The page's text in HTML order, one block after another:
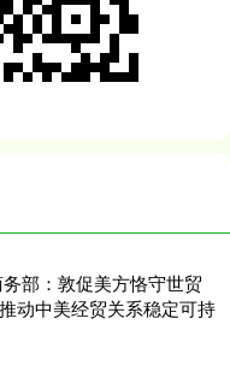
部：敦促美方恪守世贸
动中美经贸关系稳定可持